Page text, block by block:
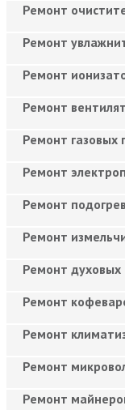
Ремонт
Ремонт
Ремонт
Ремонт
Ремонт газовых
Ремонт
Ремонт
Ремонт
Ремонт
Ремонт
Ремонт
Ремонт
Ремонт